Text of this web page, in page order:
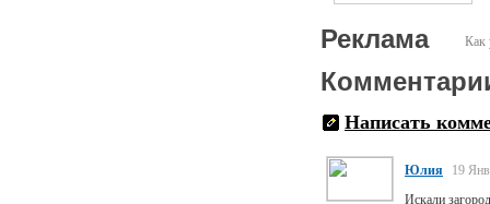
Как
Реклама
Написать
Юлия
19
Искали